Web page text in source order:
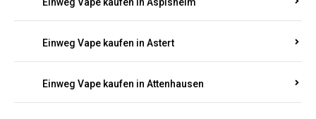
Einweg Vape kaufen in Astert
Einweg Vape kaufen in Attenhausen